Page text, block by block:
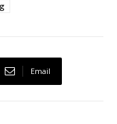
Email